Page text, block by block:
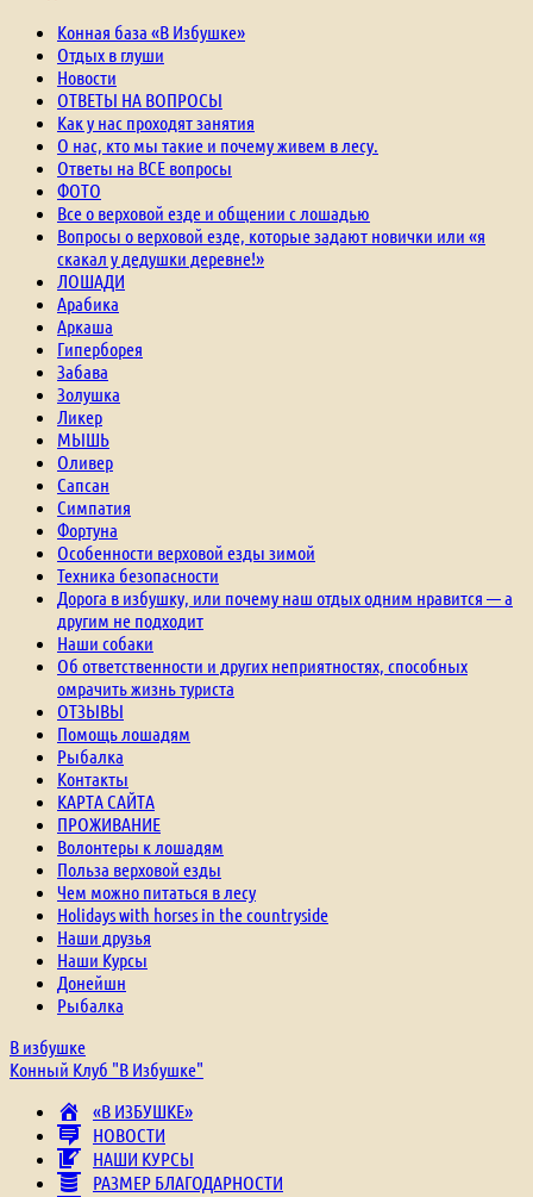
Конная база «В Избушке»
Отдых в глуши
Новости
ОТВЕТЫ НА ВОПРОСЫ
Как у нас проходят занятия
О нас, кто мы такие и почему живем в лесу.
Ответы на ВСЕ вопросы
ФОТО
Все о верховой езде и общении с лошадью
Вопросы о верховой езде, которые задают новички или «я
скакал у дедушки деревне!»
ЛОШАДИ
Арабика
Аркаша
Гиперборея
Забава
Золушка
Ликер
МЫШЬ
Оливер
Сапсан
Симпатия
Фортуна
Особенности верховой езды зимой
Техника безопасности
Дорога в избушку, или почему наш отдых одним нравится — а
другим не подходит
Наши собаки
Об ответственности и других неприятностях, способных
омрачить жизнь туриста
ОТЗЫВЫ
Помощь лошадям
Рыбалка
Контакты
КАРТА САЙТА
ПРОЖИВАНИЕ
Волонтеры к лошадям
Польза верховой езды
Чем можно питаться в лесу
Holidays with horses in the countryside
Наши друзья
Наши Курсы
Донейшн
Рыбалка
В избушке
Конный Клуб "В Избушке"
«В ИЗБУШКЕ»
НОВОСТИ
НАШИ КУРСЫ
РАЗМЕР БЛАГОДАРНОСТИ